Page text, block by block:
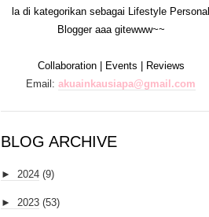
la di kategorikan sebagai Lifestyle Personal
Blogger aaa gitewww~~
Collaboration | Events | Reviews
Email: akuainkausiapa@gmail.com
BLOG ARCHIVE
► 2024 (9)
► 2023 (53)